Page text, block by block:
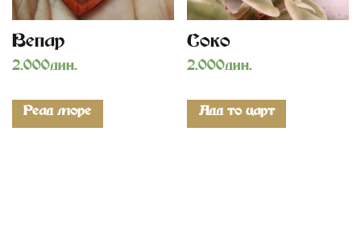
Vepar
2.000дин.
Read more
Soko
2.000дин.
Add to cart